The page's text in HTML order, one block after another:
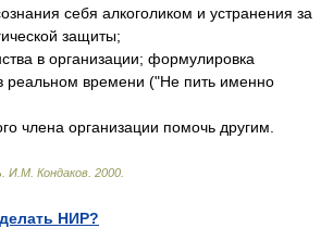
себя алкоголиком и устранения за
защиты;
в организации; формулировка
реальном времени ("Не пить именно
члена организации помочь другим.
И.М. Кондаков 2000
НИР?